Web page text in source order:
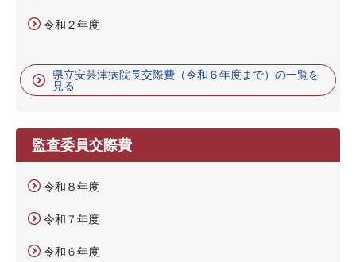
令和２年度
県立安芸津病院長交際費（令和６年度まで）の一覧を
見る
監査委員交際費
令和８年度
令和７年度
令和６年度